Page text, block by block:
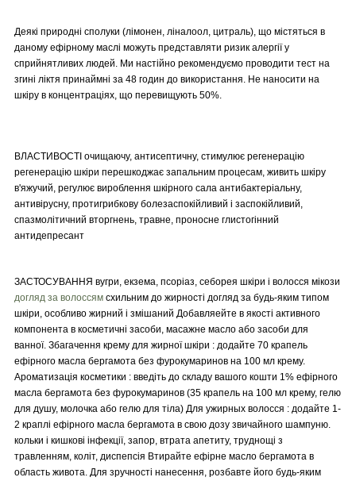
Деякі природні сполуки (лімонен, ліналоол, цитраль), що містяться в
даному ефірному маслі можуть представляти ризик алергії у
сприйнятливих людей. Ми настійно рекомендуємо проводити тест на
згині ліктя принаймні за 48 годин до використання. Не наносити на
шкіру в концентраціях, що перевищують 50%.
ВЛАСТИВОСТІ очищаючу, антисептичну, стимулює регенерацію
регенерацію шкіри перешкоджає запальним процесам, живить шкіру
в'яжучий, регулює вироблення шкірного сала антибактеріальну,
антивірусну, протигрибкову болезаспокійливий і заспокійливий,
спазмолітичний вторгнень, травне, проносне глистогінний
антидепресант
ЗАСТОСУВАННЯ вугри, екзема, псоріаз, себорея шкіри і волосся мікози
догляд за волоссям схильним до жирності догляд за будь-яким типом
шкіри, особливо жирний і змішаний Добавляейте в якості активного
компонента в косметичні засоби, масажне масло або засоби для
ванної. Збагачення крему для жирної шкіри : додайте 70 крапель
ефірного масла бергамота без фурокумаринов на 100 мл крему.
Ароматизація косметики : введіть до складу вашого кошти 1% ефірного
масла бергамота без фурокумаринов (35 крапель на 100 мл крему, гелю
для душу, молочка або гелю для тіла) Для ужирных волосся : додайте 1-
2 краплі ефірного масла бергамота в свою дозу звичайного шампуню.
кольки і кишкові інфекції, запор, втрата апетиту, труднощі з
травленням, коліт, диспепсія Втирайте ефірне масло бергамота в
область живота. Для зручності нанесення, розбавте його будь-яким